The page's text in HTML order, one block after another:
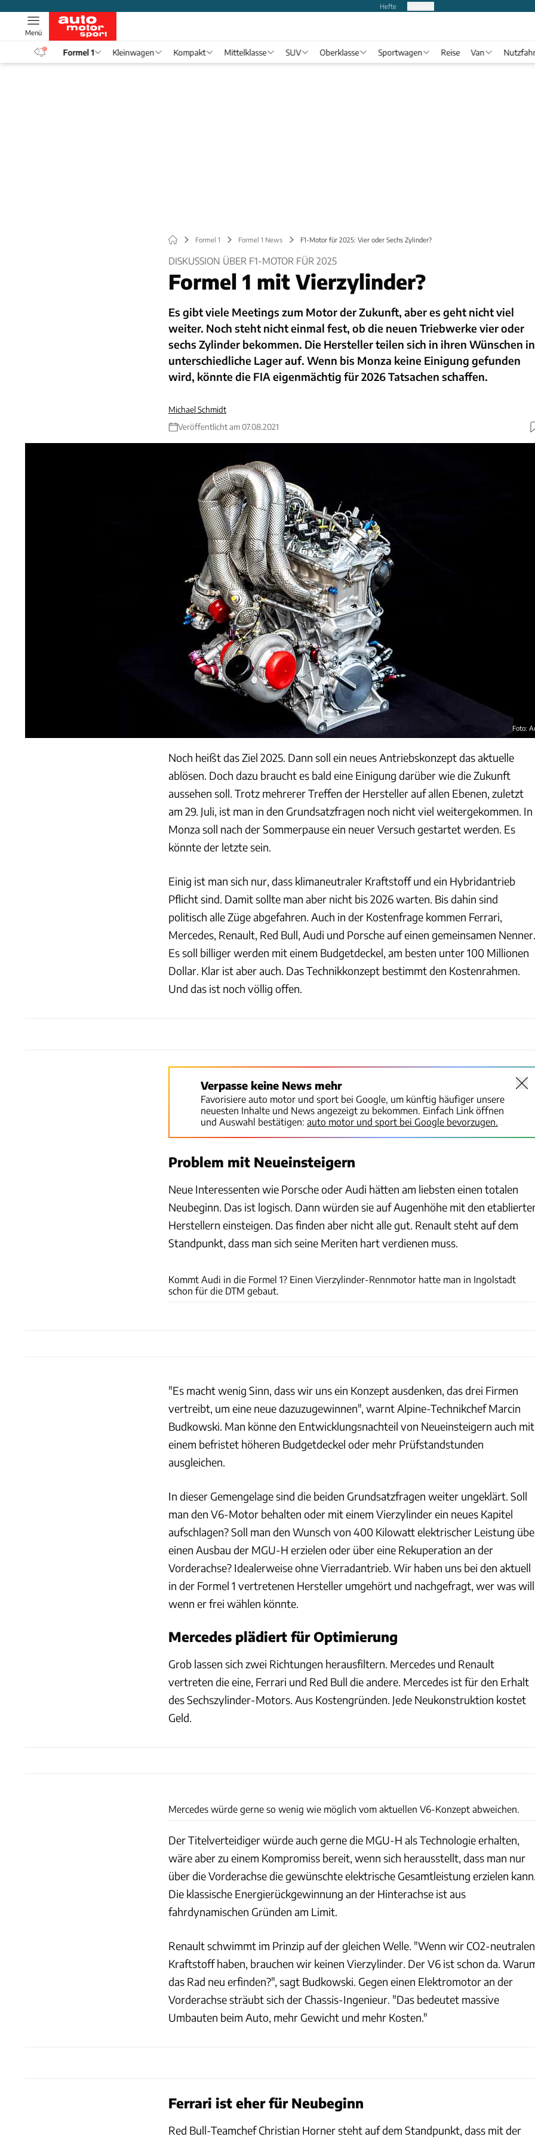
Hefte
Menü
Formel 1 Kleinwagen Kompakt Mittelklasse SUV Oberklasse Sportwagen Reise Van
Formel 1 Formel 1 News F1-Motor für 2025: Vier oder Sechs Zylinder?
DISKUSSION ÜBER F1-MOTOR FÜR 2025
Formel 1 mit Vierzylinder?
Es gibt viele Meetings zum Motor der Zukunft, aber es geht nicht viel
weiter. Noch steht nicht einmal fest, ob die neuen Triebwerke vier oder
sechs Zylinder bekommen. Die Hersteller teilen sich in ihren Wünschen in
unterschiedliche Lager auf. Wenn bis Monza keine Einigung gefunden
wird, könnte die FIA eigenmächtig für 2026 Tatsachen schaffen.
Michael Schmidt
Veröffentlicht am 07.08.2021
Foto:
Noch heißt das Ziel 2025. Dann soll ein neues Antriebskonzept das aktuelle
ablösen. Doch dazu braucht es bald eine Einigung darüber wie die Zukunft
aussehen soll. Trotz mehrerer Treffen der Hersteller auf allen Ebenen, zuletzt
am 29. Juli, ist man in den Grundsatzfragen noch nicht viel weitergekommen. In
Monza soll nach der Sommerpause ein neuer Versuch gestartet werden. Es
könnte der letzte sein.
Einig ist man sich nur, dass klimaneutraler Kraftstoff und ein Hybridantrieb
Pflicht sind. Damit sollte man aber nicht bis 2026 warten. Bis dahin sind
politisch alle Züge abgefahren. Auch in der Kostenfrage kommen Ferrari,
Mercedes, Renault, Red Bull, Audi und Porsche auf einen gemeinsamen Nenner.
Es soll billiger werden mit einem Budgetdeckel, am besten unter 100 Millionen
Dollar. Klar ist aber auch. Das Technikkonzept bestimmt den Kostenrahmen.
Und das ist noch völlig offen.
Verpasse keine News mehr
Favorisiere auto motor und sport bei Google, um künftig häufiger unsere
neuesten Inhalte und News angezeigt zu bekommen. Einfach Link öffnen
und Auswahl bestätigen: auto motor und sport bei Google bevorzugen.
Problem mit Neueinsteigern
Neue Interessenten wie Porsche oder Audi hätten am liebsten einen totalen
Neubeginn. Das ist logisch. Dann würden sie auf Augenhöhe mit den
Herstellern einsteigen. Das finden aber nicht alle gut. Renault steht auf dem
Standpunkt, dass man sich seine Meriten hart verdienen muss.
Kommt Audi in die Formel 1? Einen Vierzylinder-Rennmotor hatte man in Ingolstadt
schon für die DTM gebaut.
"Es macht wenig Sinn, dass wir uns ein Konzept ausdenken, das drei Firmen
vertreibt, um eine neue dazuzugewinnen", warnt Alpine-Technikchef Marcin
Budkowski. Man könne den Entwicklungsnachteil von Neueinsteigern auch mit
einem befristet höheren Budgetdeckel oder mehr Prüfstandstunden
ausgleichen.
In dieser Gemengelage sind die beiden Grundsatzfragen weiter ungeklärt. Soll
man den V6-Motor behalten oder mit einem Vierzylinder ein neues Kapitel
aufschlagen? Soll man den Wunsch von 400 Kilowatt elektrischer Leistung
einen Ausbau der MGU-H erzielen oder über eine Rekuperation an der
Vorderachse? Idealerweise ohne Vierradantrieb. Wir haben uns bei den aktuell
in der Formel 1 vertretenen Hersteller umgehört und nachgefragt, wer was will,
wenn er frei wählen könnte.
Mercedes plädiert für Optimierung
Grob lassen sich zwei Richtungen herausfiltern. Mercedes und Renault
vertreten die eine, Ferrari und Red Bull die andere. Mercedes ist für den Erhalt
des Sechszylinder-Motors. Aus Kostengründen. Jede Neukonstruktion kostet
Geld.
Mercedes würde gerne so wenig wie möglich vom aktuellen V6-Konzept abweichen.
Der Titelverteidiger würde auch gerne die MGU-H als Technologie erhalten,
wäre aber zu einem Kompromiss bereit, wenn sich herausstellt, dass man nur
über die Vorderachse die gewünschte elektrische Gesamtleistung erzielen kann.
Die klassische Energierückgewinnung an der Hinterachse ist aus
fahrdynamischen Gründen am Limit.
Renault schwimmt im Prinzip auf der gleichen Welle. "Wenn wir CO2-neutralen
Kraftstoff haben, brauchen wir keinen Vierzylinder. Der V6 ist schon da.
das Rad neu erfinden?", sagt Budkowski. Gegen einen Elektromotor an der
Vorderachse sträubt sich der Chassis-Ingenieur. "Das bedeutet massive
Umbauten beim Auto, mehr Gewicht und mehr Kosten."
Ferrari ist eher für Neubeginn
Red Bull-Teamchef Christian Horner steht auf dem Standpunkt, dass mit der